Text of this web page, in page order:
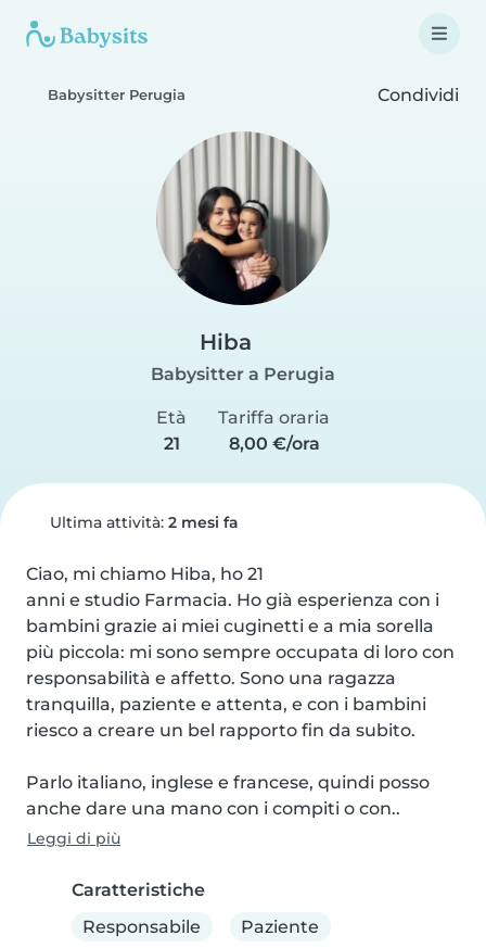
Babysitter Perugia Condividi
Hiba
Babysitter a Perugia
Età
21
Tariffa oraria
8,00 €/ora
Ultima attività: 2 mesi fa
Ciao, mi chiamo Hiba, ho 21
anni e studio Farmacia. Ho già esperienza con i
bambini grazie ai miei cuginetti e a mia sorella
più piccola: mi sono sempre occupata di loro con
responsabilità e affetto. Sono una ragazza
tranquilla, paziente e attenta, e con i bambini
riesco a creare un bel rapporto fin da subito.
Parlo italiano, inglese e francese, quindi posso
anche dare una mano con i compiti o con..
Leggi di più
Caratteristiche
Responsabile
Paziente